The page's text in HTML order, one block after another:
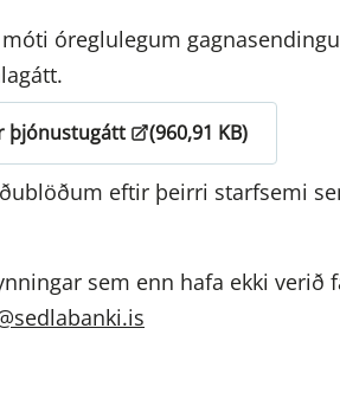
móti óreglulegum
þjónustugátt (960,91 KB)
eftir þeirri starfsemi
sem enn hafa ekki